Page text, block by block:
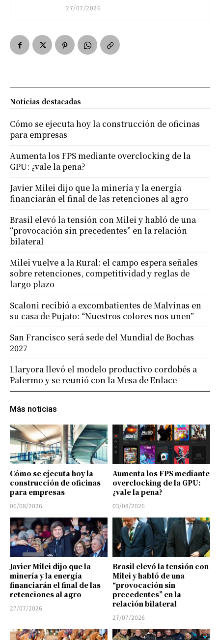
27/07/2026
Más noticias
Cómo se ejecuta hoy la
construcción de oficinas
para empresas
06/08/2026
Aumenta los FPS mediante
overclocking de la GPU:
¿vale la pena?
03/08/2026
Javier Milei dijo que la
minería y la energía
financiarán el final de las
retenciones al agro
27/07/2026
Brasil elevó la tensión con
Milei y habló de una
“provocación sin
precedentes” en la
relación bilateral
27/07/2026
Noticias destacadas
Cómo se ejecuta hoy la construcción de oficinas
para empresas
Aumenta los FPS mediante overclocking de la
GPU: ¿vale la pena?
Javier Milei dijo que la minería y la energía
financiarán el final de las retenciones al agro
Brasil elevó la tensión con Milei y habló de una
“provocación sin precedentes” en la relación
bilateral
Milei vuelve a la Rural: el campo espera señales
sobre retenciones, competitividad y reglas de
largo plazo
Scaloni recibió a excombatientes de Malvinas en
su casa de Pujato: “Nuestros colores nos unen”
San Francisco será sede del Mundial de Bochas
2027
Llaryora llevó el modelo productivo cordobés a
Palermo y se reunió con la Mesa de Enlace